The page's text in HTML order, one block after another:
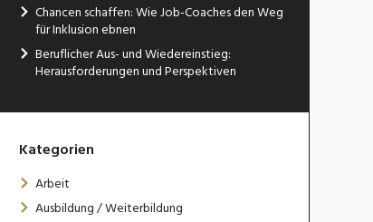
Chancen schaffen: Wie Job-Coaches den Weg
für Inklusion ebnen
Beruflicher Aus- und Wiedereinstieg:
Herausforderungen und Perspektiven
Kategorien
Arbeit
Ausbildung / Weiterbildung